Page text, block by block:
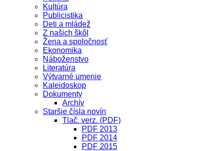
Kultúra
Publicistika
Deti a mládež
Z našich škôl
Žena a spoločnosť
Ekonomika
Náboženstvo
Literatúra
Výtvarné umenie
Kaleidoskop
Dokumenty
Archív
Staršie čísla novín
Tlač. verz. (PDF)
PDF 2013
PDF 2014
PDF 2015